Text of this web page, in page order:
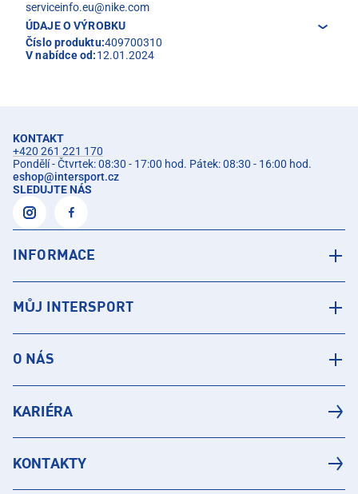
serviceinfo.eu@nike.com
ÚDAJE O VÝROBKU
Číslo produktu:409700310
V nabídce od:12.01.2024
KONTAKT
+420 261 221 170
Pondělí - Čtvrtek: 08:30 - 17:00 hod. Pátek: 08:30 - 16:00 hod.
eshop@intersport.cz
SLEDUJTE NÁS
INFORMACE
MŮJ INTERSPORT
O NÁS
KARIÉRA
KONTAKTY